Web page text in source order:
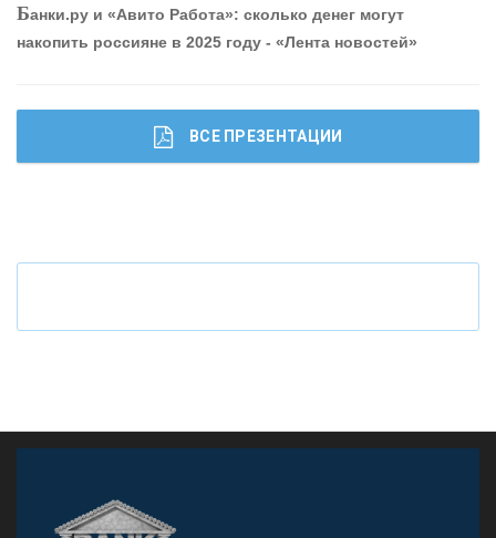
КОНТАКТЫ
Банки.ру и «Авито Работа»: сколько денег могут
накопить россияне в 2025 году - «Лента новостей»
ВСЕ ПРЕЗЕНТАЦИИ